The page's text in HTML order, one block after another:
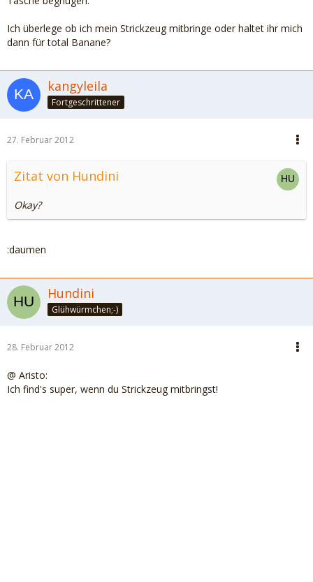
Ich überlege ob ich mein Strickzeug mitbringe oder haltet ihr mich
dann für total Banane?
kangyleila
Fortgeschrittener
27. Februar 2012
Zitat von Hundini
Okay?
:daumen
Hundini
Glühwürmchen;-)
28. Februar 2012
@ Aristo:
Ich find's super, wenn du Strickzeug mitbringst!